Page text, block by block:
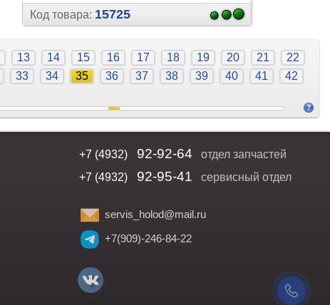
Код товара: 15725
13 14 15 16 17 18 19 20 21
22
33 34 35 36 37 38 39 40 41
42
+7 (4932) 92-92-64
отдел запчастей
+7 (4932)
92-95-41 сервисный отдел
servis_holod@mail.ru
+7(909)-246-84-22